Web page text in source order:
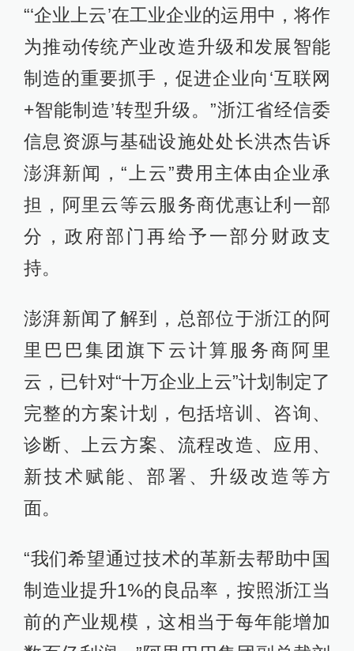
“‘企业上云’在工业企业的运用中，将作
为推动传统产业改造升级和发展智能
制造的重要抓手，促进企业向‘互联网
+智能制造’转型升级。”浙江省经信委
信息资源与基础设施处处长洪杰告诉
澎湃新闻，“上云”费用主体由企业承
担，阿里云等云服务商优惠让利一部
分，政府部门再给予一部分财政支
持。
澎湃新闻了解到，总部位于浙江的阿
里巴巴集团旗下云计算服务商阿里
云，已针对“十万企业上云”计划制定了
完整的方案计划，包括培训、咨询、
诊断、上云方案、流程改造、应用、
新技术赋能、部署、升级改造等方
面。
“我们希望通过技术的革新去帮助中国
制造业提升1%的良品率，按照浙江当
前的产业规模，这相当于每年能增加